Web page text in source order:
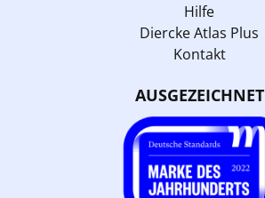
Hilfe
Diercke Atlas Plus
Kontakt
AUSGEZEICHNET